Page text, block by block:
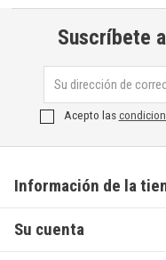
Suscríbete
Acepto las
Información de la
Su cuenta